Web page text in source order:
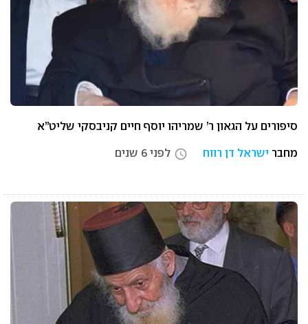
סיפורים על הגאון ר’ שמריהו יוסף חיים קניבסקי שליט”א
מחבר ישראל דן רווח access_time לפני 6 שנים